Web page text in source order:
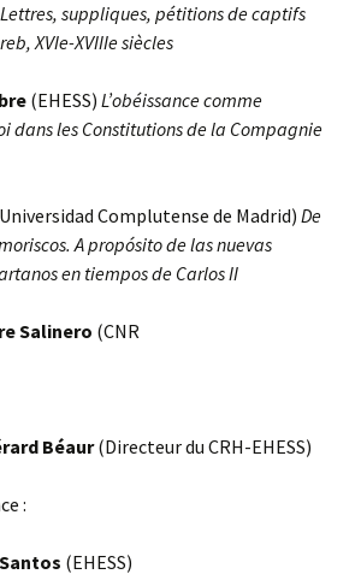
suppliques, pétitions de captifs
XVIe-XVIIIe siècles
(EHESS) L’obéissance comme
dans les Constitutions de la Compagnie
Complutense de Madrid) De
A propósito de las nuevas
en tiempos de Carlos II
Salinero (CNR
Béaur(Directeur du CRH-EHESS)
:
(EHESS)